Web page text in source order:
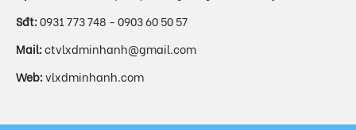
Sđt:0931 773 748 - 0903 60 50 57
Mail:ctvlxdminhanh@gmail.com
Web:vlxdminhanh.com